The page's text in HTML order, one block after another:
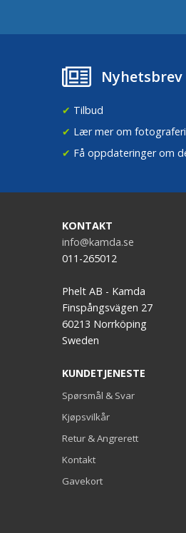
Nyhetsbrev
✔ Tilbud
✔ Lær mer om
✔ Få oppdateringer om
KONTAKT
info@kamda.se
011-265012
Phelt AB - Kamda
Finspångsvägen 27
60213 Norrköping
Sweden
KUNDETJENESTE
Spørsmål & Svar
Kjøpsvilkår
Retur & Angrerett
Kontakt
Gavekort